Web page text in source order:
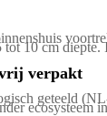
10 cm
verpakt
geteeld